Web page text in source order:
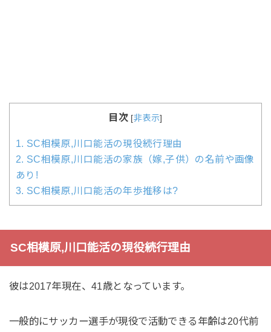
目次 [非表示]
1. SC相模原,川口能活の現役続行理由
2. SC相模原,川口能活の家族（嫁,子供）の名前や画像
あり!
3. SC相模原,川口能活の年歩推移は?
SC相模原,川口能活の現役続行理由
彼は2017年現在、41歳となっています。
一般的にサッカー選手が現役で活動できる年齢は20代前